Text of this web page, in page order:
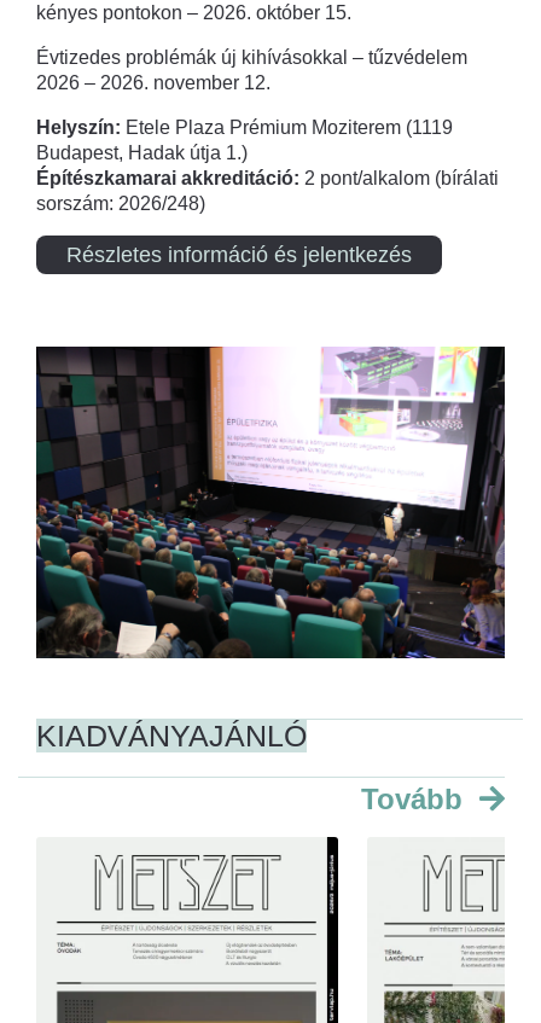
kényes pontokon – 2026. október 15.
Évtizedes problémák új kihívásokkal – tűzvédelem
2026 – 2026. november 12.
Helyszín: Etele Plaza Prémium Moziterem (1119
Budapest, Hadak útja 1.)
Építészkamarai akkreditáció: 2 pont/alkalom (bírálati
sorszám: 2026/248)
Részletes információ és jelentkezés
KIADVÁNYAJÁNLÓ
Tovább